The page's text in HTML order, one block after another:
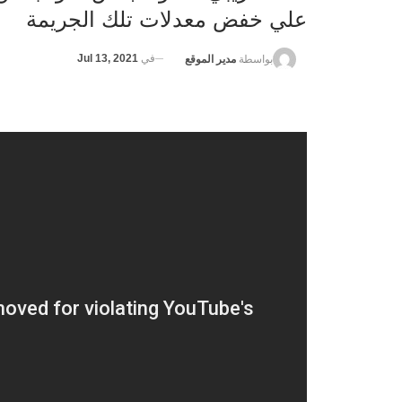
علي خفض معدلات تلك الجريمة
بواسطة مدير الموقع في Jul 13, 2021